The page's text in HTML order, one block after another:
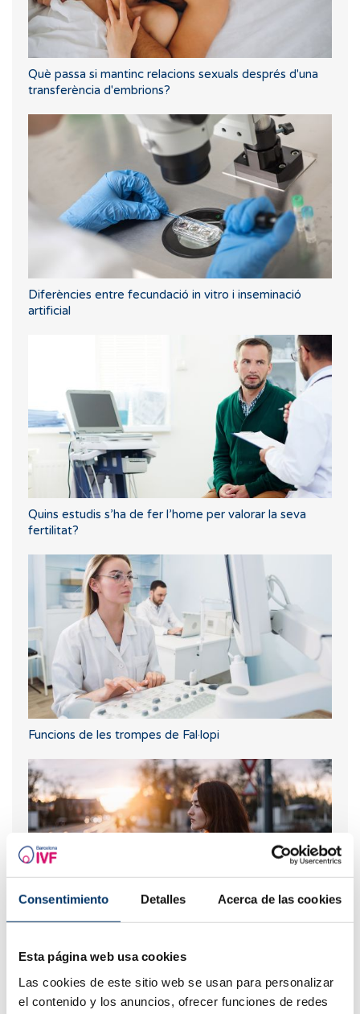
Consentimiento Detalles Acerca de las cookies
Esta página web usa cookies
Las cookies de este sitio web se usan para personalizar
el contenido y los anuncios, ofrecer funciones de redes
Què passa si mantinc relacions sexuals després d'una
transferència d'embrions?
Diferències entre fecundació in vitro i inseminació
artificial
Quins estudis s’ha de fer l’home per valorar la seva
fertilitat?
Funcions de les trompes de Fal·lopi
circadians i la fertilitat